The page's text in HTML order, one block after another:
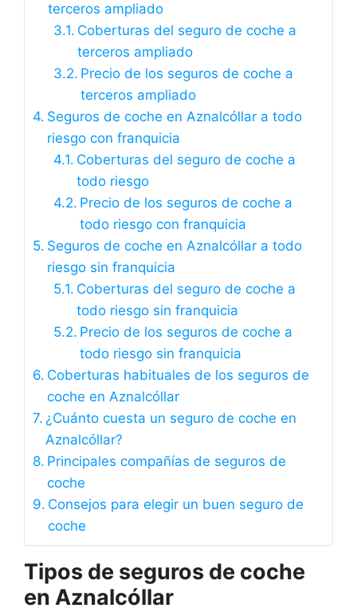
terceros ampliado
Coberturas del seguro de coche a
terceros ampliado
Precio de los seguros de coche a
terceros ampliado
Seguros de coche en Aznalcóllar a todo
riesgo con franquicia
Coberturas del seguro de coche a
todo riesgo
Precio de los seguros de coche a
todo riesgo con franquicia
Seguros de coche en Aznalcóllar a todo
riesgo sin franquicia
Coberturas del seguro de coche a
todo riesgo sin franquicia
Precio de los seguros de coche a
todo riesgo sin franquicia
Coberturas habituales de los seguros de
coche en Aznalcóllar
¿Cuánto cuesta un seguro de coche en
Aznalcóllar?
Principales compañías de seguros de
coche
Consejos para elegir un buen seguro de
coche
Tipos de seguros de coche
en Aznalcóllar